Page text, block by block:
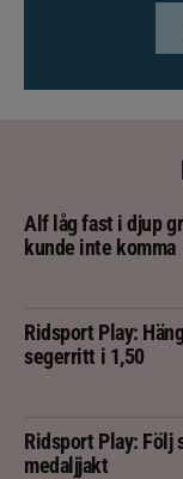
Alf låg fast i djup
kunde inte komma
Ridsport Play:
segerritt i 1,50
Ridsport Play: Följ
medaljjakt